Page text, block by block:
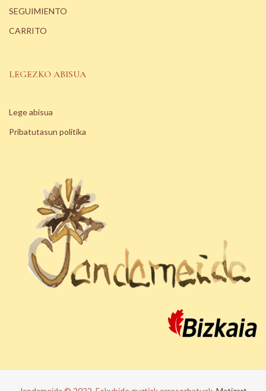
SEGUIMIENTO
CARRITO
LEGEZKO ABISUA
Lege abisua
Pribatutasun politika